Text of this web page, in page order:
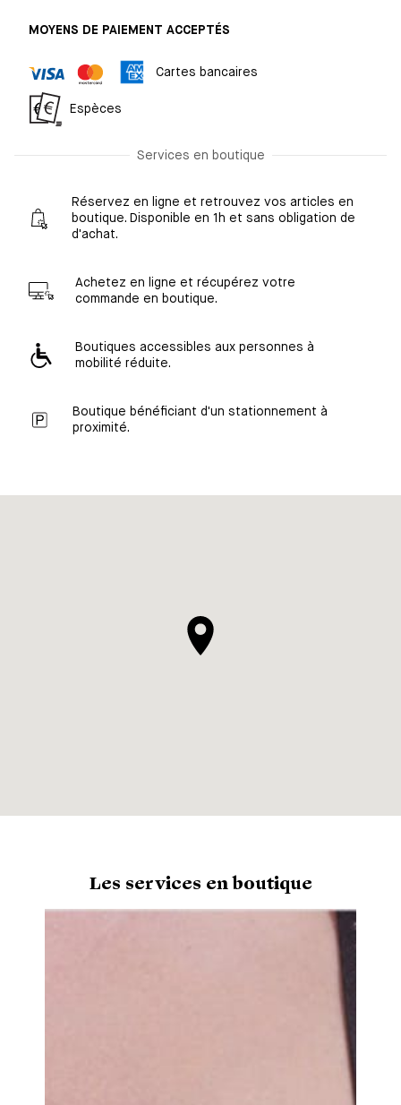
MOYENS DE PAIEMENT ACCEPTÉS
Cartes bancaires
Espèces
Services en boutique
Réservez en ligne et retrouvez vos articles en
boutique. Disponible en 1h et sans obligation de
d'achat.
Achetez en ligne et récupérez votre
commande en boutique.
Boutiques accessibles aux personnes à
mobilité réduite.
Boutique bénéficiant d'un stationnement à
proximité.
Les services en boutique